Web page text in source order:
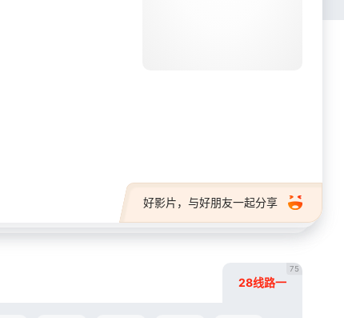
好影片，与好朋友一起分享
28线路一
75